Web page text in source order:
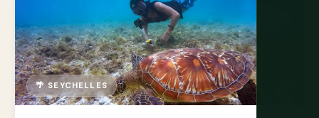
🌴 SEYCHELLES